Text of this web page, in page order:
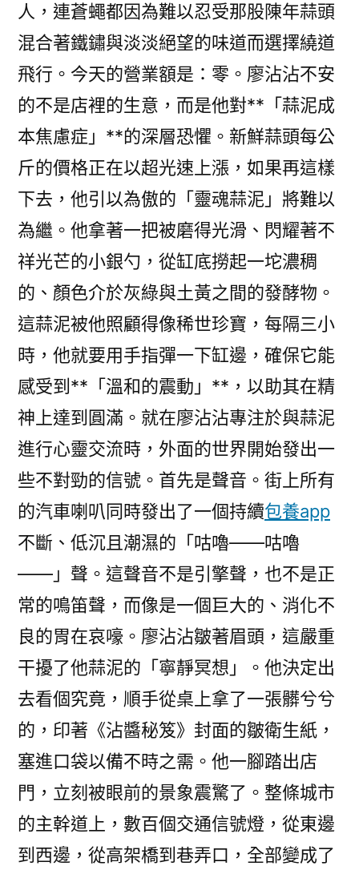
人，連蒼蠅都因為難以忍受那股陳年蒜頭
混合著鐵鏽與淡淡絕望的味道而選擇繞道
飛行。今天的營業額是：零。廖沾沾不安
的不是店裡的生意，而是他對**「蒜泥成
本焦慮症」**的深層恐懼。新鮮蒜頭每公
斤的價格正在以超光速上漲，如果再這樣
下去，他引以為傲的「靈魂蒜泥」將難以
為繼。他拿著一把被磨得光滑、閃耀著不
祥光芒的小銀勺，從缸底撈起一坨濃稠
的、顏色介於灰綠與土黃之間的發酵物。
這蒜泥被他照顧得像稀世珍寶，每隔三小
時，他就要用手指彈一下缸邊，確保它能
感受到**「溫和的震動」**，以助其在精
神上達到圓滿。就在廖沾沾專注於與蒜泥
進行心靈交流時，外面的世界開始發出一
些不對勁的信號。首先是聲音。街上所有
的汽車喇叭同時發出了一個持續包養app
不斷、低沉且潮濕的「咕嚕——咕嚕
——」聲。這聲音不是引擎聲，也不是正
常的鳴笛聲，而像是一個巨大的、消化不
良的胃在哀嚎。廖沾沾皺著眉頭，這嚴重
干擾了他蒜泥的「寧靜冥想」。他決定出
去看個究竟，順手從桌上拿了一張髒兮兮
的，印著《沾醬秘笈》封面的皺衛生紙，
塞進口袋以備不時之需。他一腳踏出店
門，立刻被眼前的景象震驚了。整條城市
的主幹道上，數百個交通信號燈，從東邊
到西邊，從高架橋到巷弄口，全部變成了